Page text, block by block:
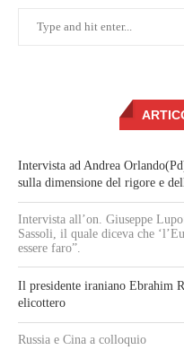
Intervista ad Andrea
sulla dimensione del rigore e
Intervista all’on. Giuseppe
Sassoli, il quale diceva che
essere faro”.
Il presidente iraniano Ebrahim
elicottero
Russia e Cina a colloquio